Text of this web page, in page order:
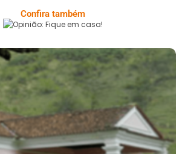
Confira também
Opinião: Fique Em Casa!
Santa Cecília – Um Legado
Repleto De Beleza